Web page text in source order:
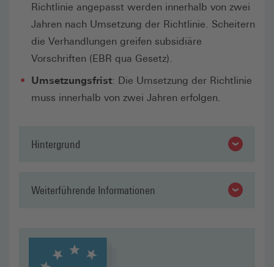
Richtlinie angepasst werden innerhalb von zwei
Jahren nach Umsetzung der Richtlinie. Scheitern
die Verhandlungen greifen subsidiäre
Vorschriften (EBR qua Gesetz).
Umsetzungsfrist: Die Umsetzung der Richtlinie
muss innerhalb von zwei Jahren erfolgen.
Hintergrund
Weiterführende Informationen